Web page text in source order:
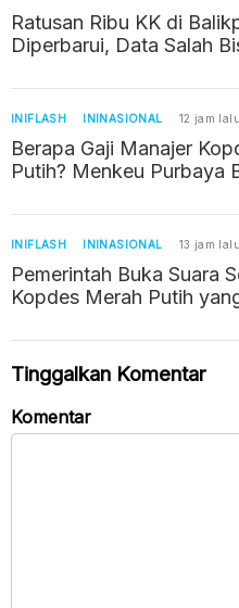
Ratusan Ribu KK di
Diperbarui, Data Salah
INIFLASH ININASIONAL 12 jam lalu
Berapa Gaji Manajer
Putih? Menkeu Purbaya
INIFLASH ININASIONAL 13 jam lalu
Pemerintah Buka Suara
Kopdes Merah Putih
Tinggalkan Komentar
Komentar